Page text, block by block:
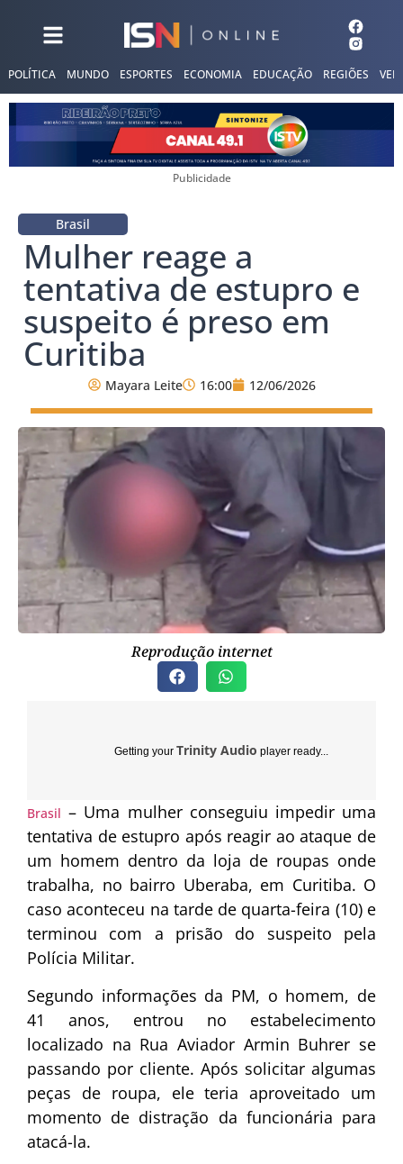
POLÍTICA MUNDO ESPORTES ECONOMIA EDUCAÇÃO REGIÕES
Publicidade
Brasil
Mulher reage a
tentativa de estupro e
suspeito é preso em
Curitiba
Mayara Leite 16:00 12/06/2026
Reprodução internet
Getting your Trinity Audio player ready...
Brasil – Uma mulher conseguiu impedir uma
tentativa de estupro após reagir ao ataque de
um homem dentro da loja de roupas onde
trabalha, no bairro Uberaba, em Curitiba. O
caso aconteceu na tarde de quarta-feira (10) e
terminou com a prisão do suspeito pela
Polícia Militar.
Segundo informações da PM, o homem, de
41 anos, entrou no estabelecimento
localizado na Rua Aviador Armin Buhrer se
passando por cliente. Após solicitar algumas
peças de roupa, ele teria aproveitado um
momento de distração da funcionária para
atacá-la.